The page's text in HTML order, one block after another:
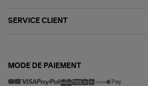
SERVICE CLIENT
MODE DE PAIEMENT